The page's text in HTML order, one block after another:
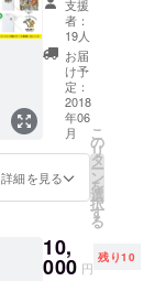
クトの
紹介、
そして
「今」
追跡取
材した
冊子に
クレ
ジット
を入れ
て1冊プ
レゼン
す！ T
シャツ
支援
者：
19人
お届
け予
定：
2018
年06
月
詳細を見る
こ
の
リ
タ
ー
ン
を
選
択
す
る
10,
000 円
残り10